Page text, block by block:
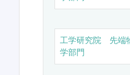
工学研究院 先端
学部門